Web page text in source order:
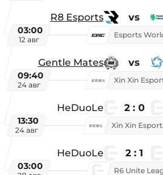
R8 Esports vs
03:00
12 авг
Gentle Mates vs
09:40
24 авг
HeDuoLe 2 : 0
13:30
24 авг
HeDuoLe 2 : 1
03:00